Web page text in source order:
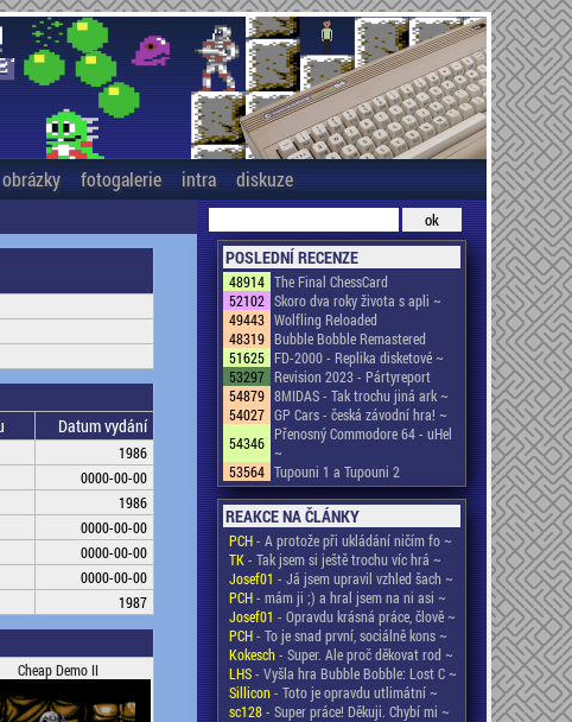
obrázky fotogalerie intra diskuze
Datum vydání
1986
0000-00-00
1986
0000-00-00
0000-00-00
0000-00-00
1987
Cheap Demo II
POSLEDNÍ RECENZE
48914 The Final ChessCard
52102 Skoro dva roky života s apli ~
49443 Wolfling Reloaded
48319 Bubble Bobble Remastered
51625 FD-2000 - Replika disketové ~
53297 Revision 2023 - Pártyreport
54879 8MIDAS - Tak trochu jiná ark ~
54027 GP Cars - česká závodní hra! ~
54346 Přenosný Commodore 64 - uHel
~
53564 Tupouni 1 a Tupouni 2
REAKCE NA ČLÁNKY
PCH- A protože při ukládání ničím fo ~
TK- Tak jsem si ještě trochu víc hrá ~
Josef01 - Já jsem upravil vzhled šach ~
PCH- mám ji ;) a hral jsem na ni asi ~
Josef01 - Opravdu krásná práce, člově ~
PCH- To je snad první, sociálně kons ~
Kokesch- Super. Ale proč děkovat rod ~
LHS- Vyšla hra Bubble Bobble: Lost C ~
Sillicon- Toto je opravdu utlimátní ~
sc128- Super práce! Děkuji. Chybí mi ~